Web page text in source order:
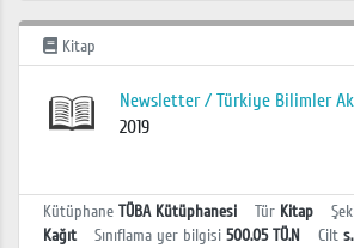
Kitap
Newsletter / Türkiye Bilimler
2019
Kütüphane TÜBA Kütüphanesi Tür Kitap
Kağıt
Sınıflama yer bilgisi 500.05 TÜ.N Cilt